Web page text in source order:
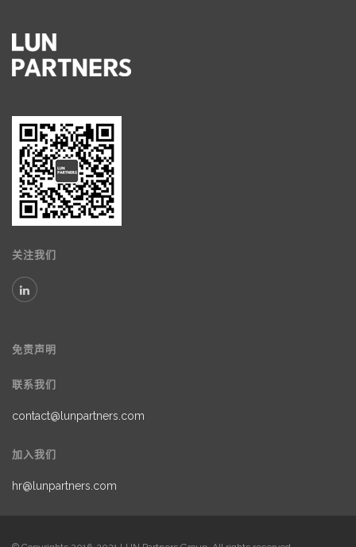
关注我们
免责声明
联系我们
contact@lunpartners.com
加入我们
hr@lunpartners.com